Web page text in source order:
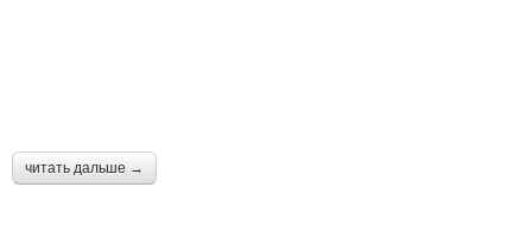
читать дальше →